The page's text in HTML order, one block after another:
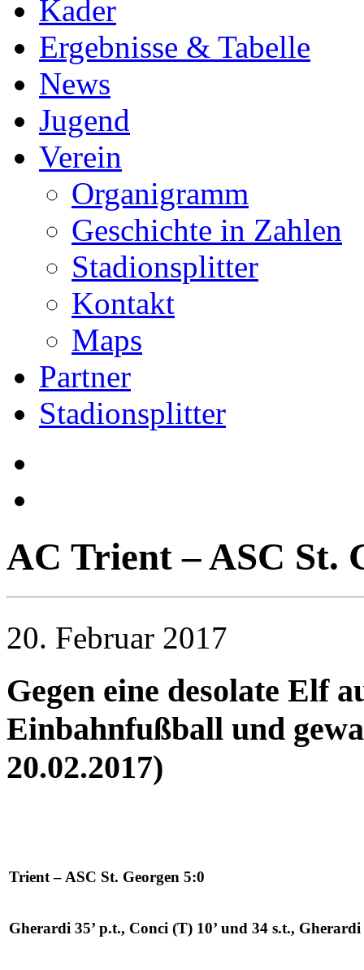
Kader
Ergebnisse & Tabelle
News
Jugend
Verein
Organigramm
Geschichte in Zahlen
Stadionsplitter
Kontakt
Maps
Partner
Stadionsplitter
AC Trient – ASC St.
20. Februar 2017
Gegen eine desolate Elf
Einbahnfußball und
20.02.2017)
Trient – ASC St. Georgen 5:0
Gherardi 35’ p.t., Conci (T) 10’ und 34 s.t., Gherardi